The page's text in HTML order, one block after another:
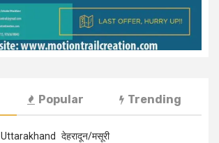
Popular Trending
Uttarakhand देहरादून/मसूरी